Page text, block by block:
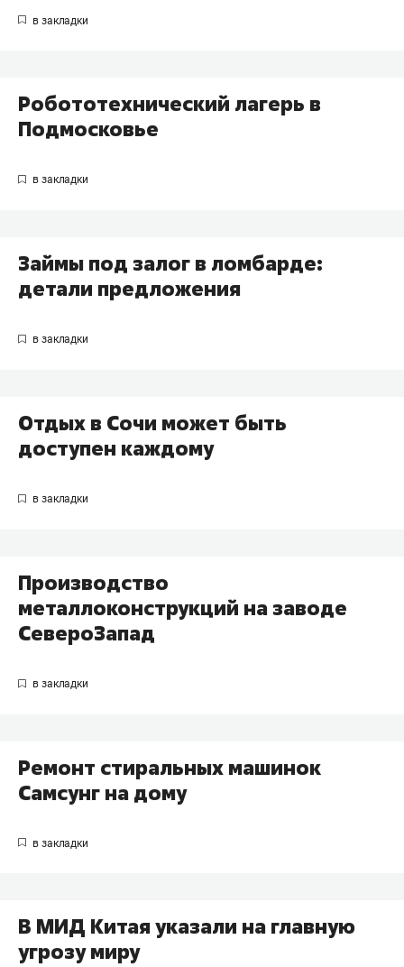
Робототехнический лагерь в
Подмосковье
Займы под залог в ломбарде:
детали предложения
Отдых в Сочи может быть
доступен каждому
Производство
металлоконструкций на заводе
СевероЗапад
Ремонт стиральных машинок
Самсунг на дому
В МИД Китая указали на главную
угрозу миру